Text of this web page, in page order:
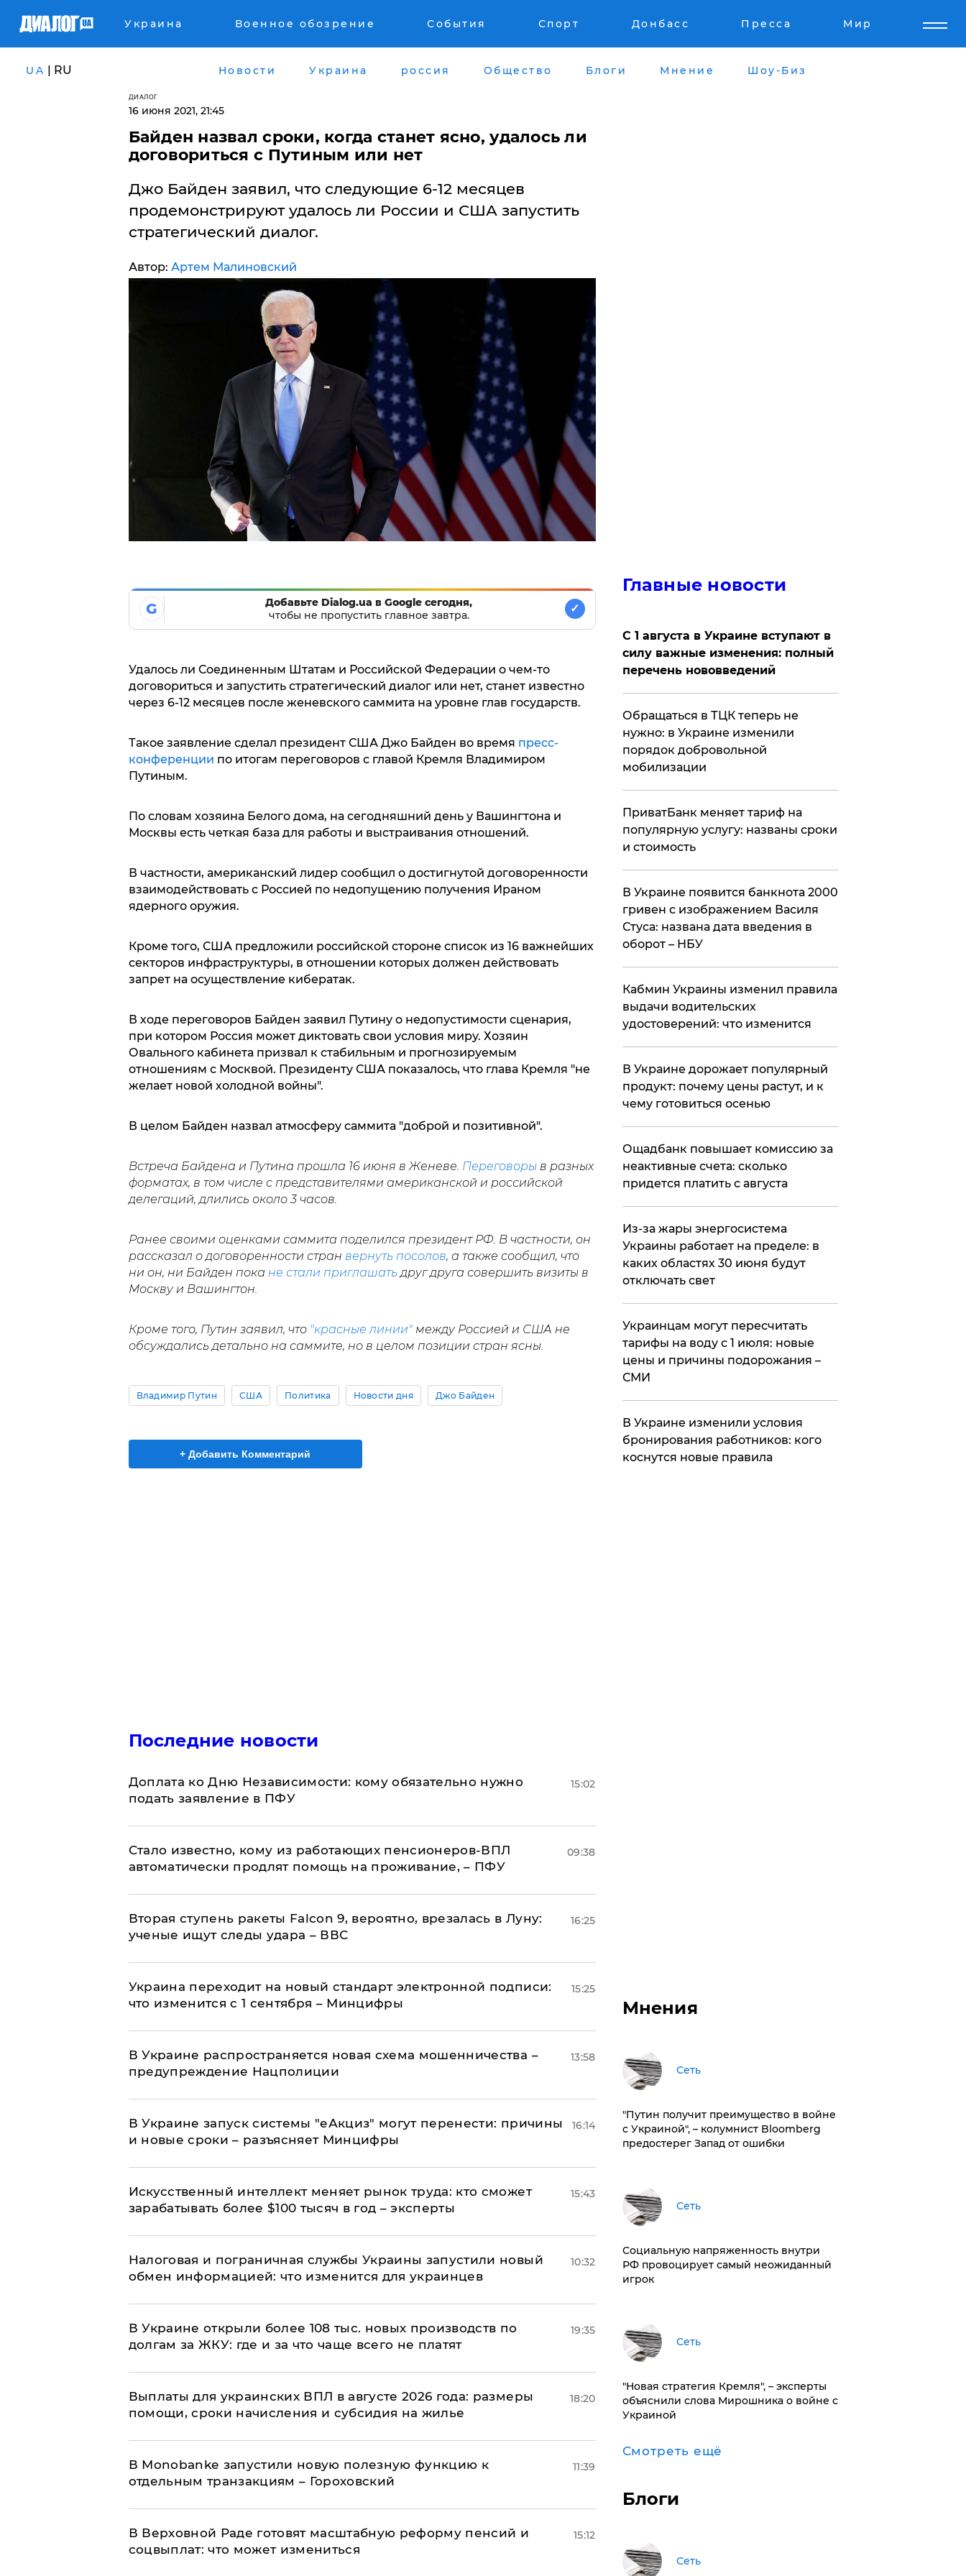
Украина Военное обозрение События Спорт Донбасс Пресса Мир
UA | RU Новости Украина россия Общество Блоги Мнение Шоу-Биз
ДИАЛОГ
16 июня 2021, 21:45
Байден назвал сроки, когда станет ясно, удалось ли
договориться с Путиным или нет
Джо Байден заявил, что следующие 6-12 месяцев
продемонстрируют удалось ли России и США запустить
стратегический диалог.
Автор: Артем Малиновский
G
Добавьте Dialog.ua в Google сегодня,
чтобы не пропустить главное завтра.
✓
Удалось ли Соединенным Штатам и Российской Федерации о чем-то
договориться и запустить стратегический диалог или нет, станет известно
через 6-12 месяцев после женевского саммита на уровне глав государств.
Такое заявление сделал президент США Джо Байден во время пресс-
конференции по итогам переговоров с главой Кремля Владимиром
Путиным.
По словам хозяина Белого дома, на сегодняшний день у Вашингтона и
Москвы есть четкая база для работы и выстраивания отношений.
В частности, американский лидер сообщил о достигнутой договоренности
взаимодействовать с Россией по недопущению получения Ираном
ядерного оружия.
Кроме того, США предложили российской стороне список из 16 важнейших
секторов инфраструктуры, в отношении которых должен действовать
запрет на осуществление кибератак.
В ходе переговоров Байден заявил Путину о недопустимости сценария,
при котором Россия может диктовать свои условия миру. Хозяин
Овального кабинета призвал к стабильным и прогнозируемым
отношениям с Москвой. Президенту США показалось, что глава Кремля "не
желает новой холодной войны".
В целом Байден назвал атмосферу саммита "доброй и позитивной".
Встреча Байдена и Путина прошла 16 июня в Женеве. Переговорыв разных
форматах, в том числе с представителями американской и российской
делегаций, длились около 3 часов.
Ранее своими оценками саммита поделился президент РФ. В частности, он
рассказал о договоренности стран вернуть посолов, а также сообщил, что
ни он, ни Байден пока не стали приглашать друг друга совершить визиты в
Москву и Вашингтон.
Кроме того, Путин заявил, что "красные линии"между Россией и США не
обсуждались детально на саммите, но в целом позиции стран ясны.
Владимир Путин США Политика Новости дня Джо Байден
+ Добавить Комментарий
Последние новости
Доплата ко Дню Независимости: кому обязательно нужно
подать заявление в ПФУ
15:02
Стало известно, кому из работающих пенсионеров-ВПЛ
автоматически продлят помощь на проживание, – ПФУ
09:38
Вторая ступень ракеты Falcon 9, вероятно, врезалась в Луну:
ученые ищут следы удара – ВВС
16:25
Украина переходит на новый стандарт электронной подписи:
что изменится с 1 сентября – Минцифры
15:25
В Украине распространяется новая схема мошенничества –
предупреждение Нацполиции
13:58
В Украине запуск системы "еАкциз" могут перенести: причины
и новые сроки – разъясняет Минцифры
16:14
Искусственный интеллект меняет рынок труда: кто сможет
зарабатывать более $100 тысяч в год – эксперты
15:43
Налоговая и пограничная службы Украины запустили новый
обмен информацией: что изменится для украинцев
10:32
В Украине открыли более 108 тыс. новых производств по
долгам за ЖКУ: где и за что чаще всего не платят
19:35
Выплаты для украинских ВПЛ в августе 2026 года: размеры
помощи, сроки начисления и субсидия на жилье
18:20
В Мonobankе запустили новую полезную функцию к
отдельным транзакциям – Гороховский
11:39
В Верховной Раде готовят масштабную реформу пенсий и
соцвыплат: что может измениться
15:12
Главные новости
С 1 августа в Украине вступают в
силу важные изменения: полный
перечень нововведений
Обращаться в ТЦК теперь не
нужно: в Украине изменили
порядок добровольной
мобилизации
ПриватБанк меняет тариф на
популярную услугу: названы сроки
и стоимость
В Украине появится банкнота 2000
гривен с изображением Василя
Стуса: названа дата введения в
оборот – НБУ
Кабмин Украины изменил правила
выдачи водительских
удостоверений: что изменится
В Украине дорожает популярный
продукт: почему цены растут, и к
чему готовиться осенью
​Ощадбанк повышает комиссию за
неактивные счета: сколько
придется платить с августа
Из-за жары энергосистема
Украины работает на пределе: в
каких областях 30 июня будут
отключать свет
Украинцам могут пересчитать
тарифы на воду с 1 июля: новые
цены и причины подорожания –
СМИ
В Украине изменили условия
бронирования работников: кого
коснутся новые правила
Мнения
Сеть
"Путин получит преимущество в войне
с Украиной", – колумнист Bloomberg
предостерег Запад от ошибки
Сеть
Социальную напряженность внутри
РФ провоцирует самый неожиданный
игрок
Сеть
"Новая стратегия Кремля", – эксперты
объяснили слова Мирошника о войне с
Украиной
Смотреть ещё
Блоги
Сеть